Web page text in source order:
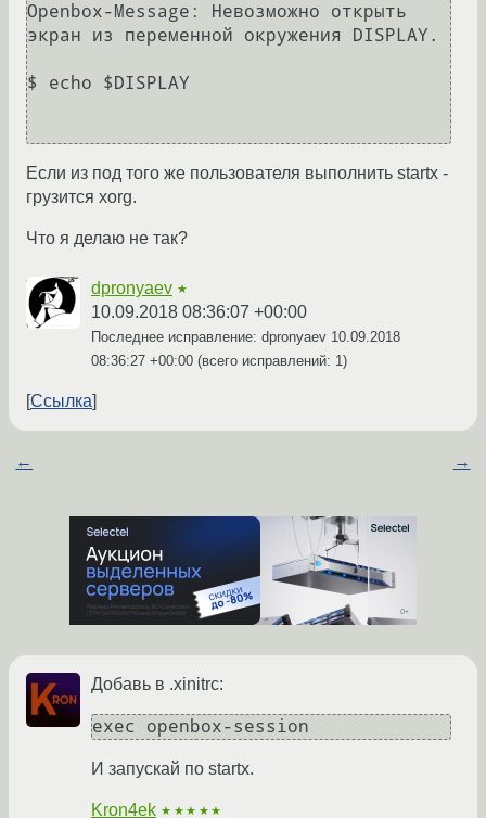
Openbox-Message: Невозможно открыть
экран из переменной окружения DISPLAY.
$ echo $DISPLAY
Если из под того же пользователя выполнить startx -
грузится xorg.
Что я делаю не так?
dpronyaev ★
10.09.2018 08:36:07 +00:00
Последнее исправление: dpronyaev 10.09.2018
08:36:27 +00:00 (всего исправлений: 1)
Ссылка
← →
Добавь в .xinitrc:
exec openbox-session
И запускай по startx.
Kron4ek ★★★★★